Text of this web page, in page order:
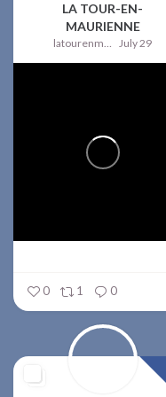
LA TOUR-EN-
MAURIENNE
latourenmaurienne July 29
0 1 0